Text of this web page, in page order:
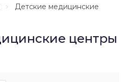
Детские медицинские
центры